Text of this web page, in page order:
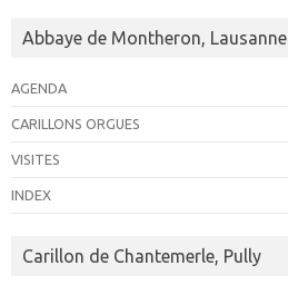
Abbaye de Montheron, Lausanne
AGENDA
CARILLONS ORGUES
VISITES
INDEX
Carillon de Chantemerle, Pully